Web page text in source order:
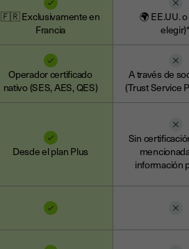
🇫🇷 Exclusivamente en
Francia
🌍 EE.UU.
Operador certificado
nativo (SES, AES, QES)
A través de
(Trust Service
Desde el plan Plus
Sin
información